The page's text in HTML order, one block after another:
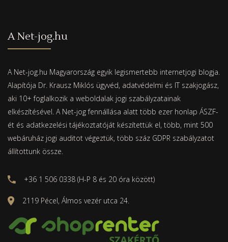
A Net-jog.hu
A Net-jog.hu Magyarország egyik legismertebb internetjogi blogja.
Alapítója Dr. Krausz Miklós ügyvéd, adatvédelmi és IT szakjogász,
aki 10+ foglalkozik a weboldalak jogi szabályzatainak
elkészítésével. A Net-jog fennállása alatt több ezer honlap ÁSZF-
ét és adatkezelési tájékoztatóját készítettük el, több, mint 500
webáruház jogi auditot végeztük, több száz GDPR szabályzatot
állítottunk össze.
+36 1 506 0338 (H-P 8 és 20 óra között)
2119 Pécel, Álmos vezér utca 24.